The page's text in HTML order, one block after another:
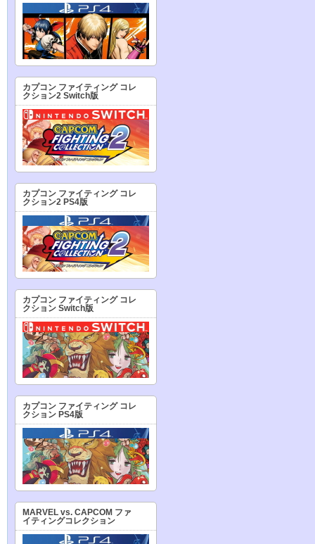
カプコン ファイティング コレ
クション2 Switch版
カプコン ファイティング コレ
クション2 PS4版
カプコン ファイティング コレ
クション Switch版
カプコン ファイティング コレ
クション PS4版
MARVEL vs. CAPCOM ファ
イティングコレクション